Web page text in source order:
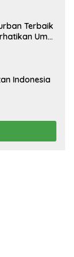
Terbaik
Umur
Indonesia